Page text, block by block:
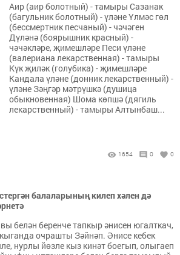
Аир (аир болотный) - тамыры Сазанак
(багульник болотный) - үләне Үлмәс гөл
(бессмертник песчаный) - чәчәген
Дүләнә (боярышник красный) -
чәчәкләре, җимешләре Песи үләне
(валериана лекарственная) - тамыры
Күк җиләк (голубика) - җимешләре
Кандала үләне (донник лекарственный) -
үләне Зәңгәр мәтрүшкә (душица
обыкновенная) Шома көпшә (дягиль
лекарственный) - тамыры Алтынбаш...
1654 0 0
балаларының килеп хәлен дә
белән беренче тапкыр әнисен югалткач,
очрашты Зәйнәп. Әнисе кебек
нурлы йөзле кыз кинәт боегып, олыгаеп